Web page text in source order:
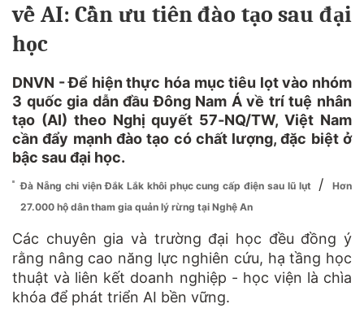
về AI: Cần ưu tiên đào tạo sau đại
học
DNVN - Để hiện thực hóa mục tiêu lọt vào nhóm
3 quốc gia dẫn đầu Đông Nam Á về trí tuệ nhân
tạo (AI) theo Nghị quyết 57‑NQ/TW, Việt Nam
cần đẩy mạnh đào tạo có chất lượng, đặc biệt ở
bậc sau đại học.
Đà Nẵng chi viện Đắk Lắk khôi phục cung cấp điện sau lũ lụt /
Hơn
27.000 hộ dân tham gia quản lý rừng tại Nghệ An
Các chuyên gia và trường đại học đều đồng ý
rằng nâng cao năng lực nghiên cứu, hạ tầng học
thuật và liên kết doanh nghiệp - học viện là chìa
khóa để phát triển AI bền vững.